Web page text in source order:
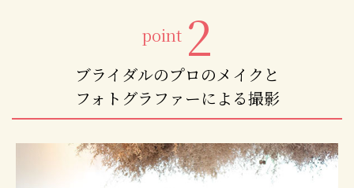
point 2
ブライダルのプロのメイクと
フォトグラファーによる撮影